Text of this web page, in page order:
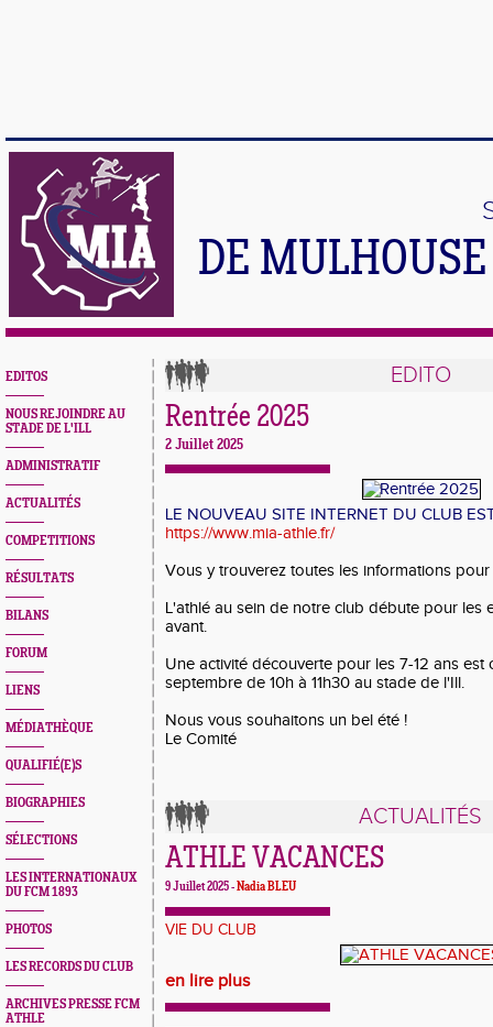
DE
EDITOS
NOUS REJOINDRE AU
STADE DE L'ILL
ADMINISTRATIF
ACTUALITÉS
COMPETITIONS
RÉSULTATS
BILANS
FORUM
LIENS
MÉDIATHÈQUE
QUALIFIÉ(E)S
BIOGRAPHIES
SÉLECTIONS
LES INTERNATIONAUX
DU FCM 1893
PHOTOS
LES RECORDS DU CLUB
ARCHIVES PRESSE FCM
ATHLE
EDITO
Rentrée 2025
2 Juillet 2025
LE NOUVEAU SITE INTERNET DU CLUB
https://www.mia-athle.fr/
Vous y trouverez toutes les informations
L'athlé au sein de notre club débute pour les
avant.
Une activité découverte pour les 7-12 ans est
septembre de 10h à 11h30 au stade de l'Ill.
Nous vous souhaitons un bel été !
Le Comité
ACTUALITÉS
ATHLE VACANCES
9 Juillet 2025 -Nadia BLEU
VIE DU CLUB
en lire plus